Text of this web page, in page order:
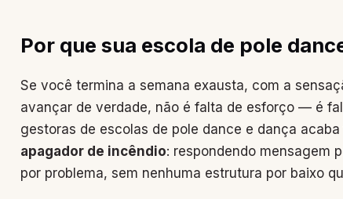
Por que sua escola de pole
Se você termina a semana exausta, com a
avançar de verdade, não é falta de esforço — é
gestoras de escolas de pole dance e dança
apagador de incêndio: respondendo mensagem
por problema, sem nenhuma estrutura por baixo